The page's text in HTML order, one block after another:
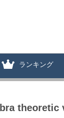
ランキング
theoretic